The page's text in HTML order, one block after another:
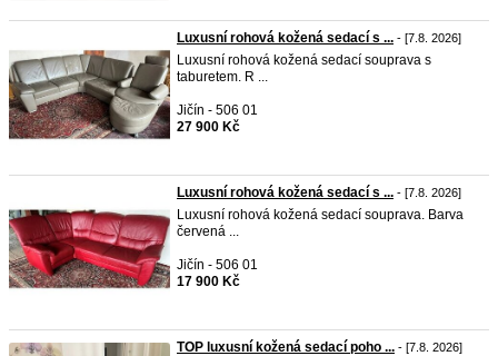
Luxusní rohová kožená sedací s ... - [7.8. 2026]
Luxusní rohová kožená sedací souprava s
taburetem. R ...
Jičín - 506 01
27 900 Kč
Luxusní rohová kožená sedací s ... - [7.8. 2026]
Luxusní rohová kožená sedací souprava. Barva
červená ...
Jičín - 506 01
17 900 Kč
TOP luxusní kožená sedací poho ... - [7.8. 2026]